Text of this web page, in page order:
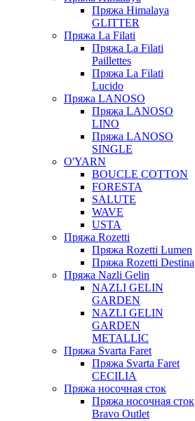
Пряжа Himalaya
GLITTER
Пряжа La Filati
Пряжа La Filati
Paillettes
Пряжа La Filati
Lucido
Пряжа LANOSO
Пряжа LANOSO
LINO
Пряжа LANOSO
SINGLE
O'YARN
BOUCLE COTTON
FORESTA
SALUTE
WAVE
USTA
Пряжа Rozetti
Пряжа Rozetti Lumen
Пряжа Rozetti Destina
Пряжа Nazli Gelin
NAZLI GELIN
GARDEN
NAZLI GELIN
GARDEN
METALLIC
Пряжа Svarta Faret
Пряжа Svarta Faret
CECILIA
Пряжа носочная сток
Пряжа носочная сток
Bravo Outlet